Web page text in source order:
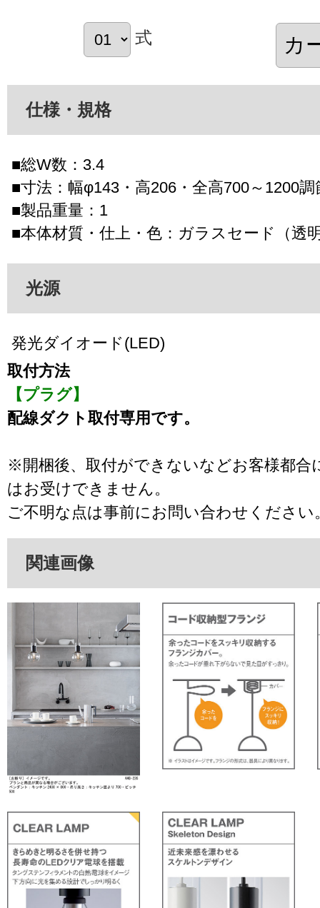
式
仕様・規格
■総W数：3.4
■寸法：幅φ143・高206・全高700～1200調
■製品重量：1
■本体材質・仕上・色：ガラスセード（透
光源
発光ダイオード(LED)
取付方法
【プラグ】
配線ダクト取付専用です。
※開梱後、取付ができないなどお客様都合
はお受けできません。
ご不明な点は事前にお問い合わせください
関連画像